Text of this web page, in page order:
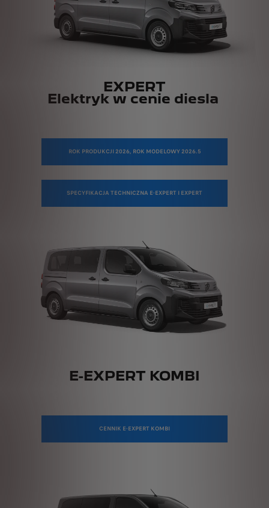
EXPERT
Elektryk w cenie diesla
ROK PRODUKCJI 2026, ROK MODELOWY 2026.5
SPECYFIKACJA TECHNICZNA E-EXPERT I EXPERT
E-EXPERT KOMBI
CENNIK E-EXPERT KOMBI